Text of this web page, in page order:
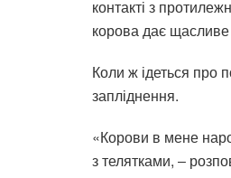
контакті з
корова дає
Коли ж ідеться про
запліднення.
«Корови в мене
з телятками, ‒